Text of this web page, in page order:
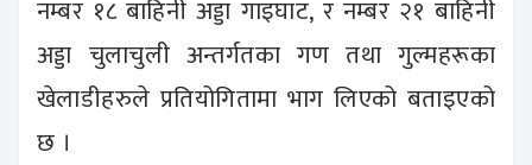
नम्बर १८ बाहिनी अड्डा गाइघाट, र नम्बर २१ बाहिनी
अड्डा चुलाचुली अन्तर्गतका गण तथा गुल्महरूका
खेलाडीहरुले प्रतियोगितामा भाग लिएको बताइएको
छ ।